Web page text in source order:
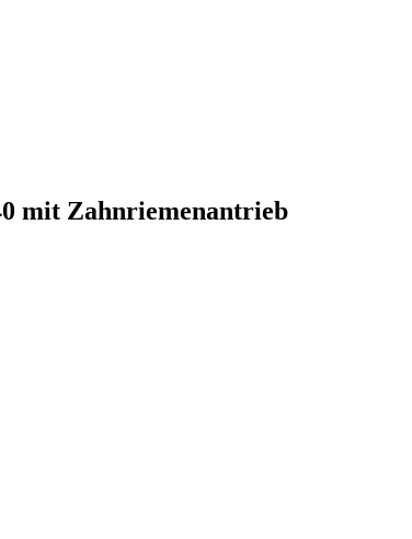
mit Zahnriemenantrieb